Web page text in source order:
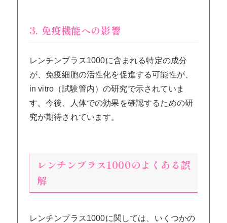
3. 免疫機能への影響
レンチンプラス1000に含まれる特定の成分
が、免疫細胞の活性化を促進する可能性が、
in vitro（試験管内）の研究で示されていま
す。今後、人体での効果を確認するための研
究が期待されています。
レンチンプラス1000のよくある誤
解
レンチンプラス1000に関しては、いくつかの